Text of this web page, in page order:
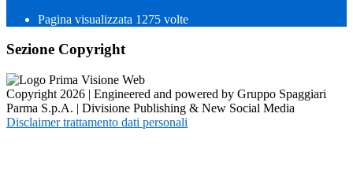
Pagina visualizzata 1275 volte
Sezione Copyright
Copyright 2026 | Engineered and powered by Gruppo Spaggiari
Parma S.p.A. | Divisione Publishing & New Social Media
Disclaimer trattamento dati personali